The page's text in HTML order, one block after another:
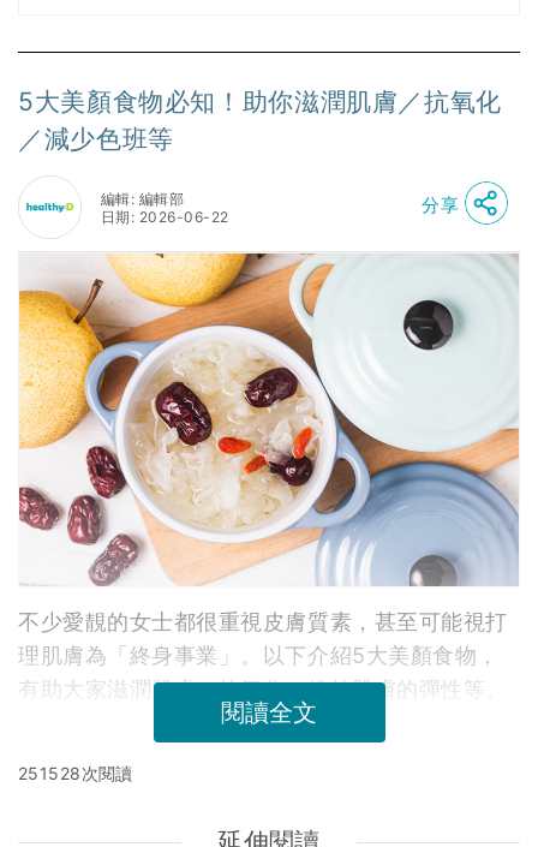
5大美顏食物必知！助你滋潤肌膚／抗氧化
／減少色班等
編輯: 編輯部
日期: 2026-06-22
分享
不少愛靚的女士都很重視皮膚質素，甚至可能視打
理肌膚為「終身事業」。以下介紹5大美顏食物，
有助大家滋潤肌膚，抗氧化，維持肌膚的彈性等。
閱讀全文
251528次閱讀